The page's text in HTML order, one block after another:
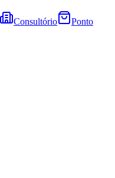
Consultório
Ponto